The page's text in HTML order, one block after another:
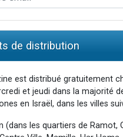
de distribution
est distribué gratuitement
et jeudi dans la majorité
en Israël, dans les villes
(dans les quartiers de Ramot,